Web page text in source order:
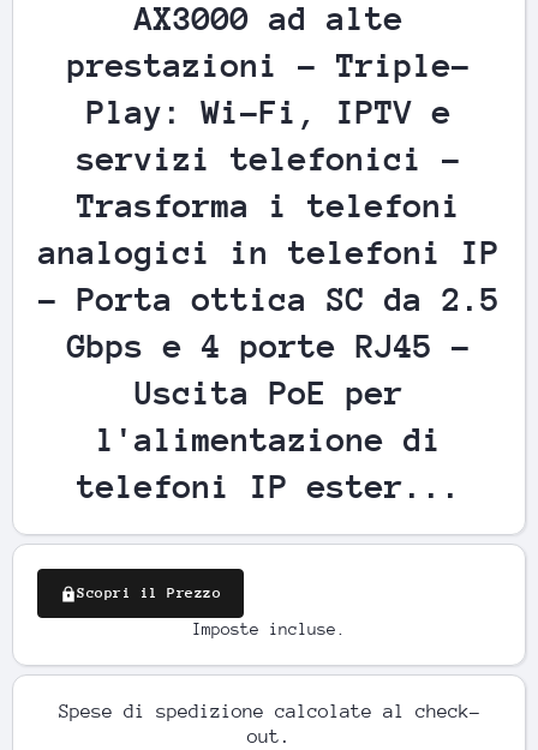
AX3000 ad alte
prestazioni - Triple-
Play: Wi-Fi, IPTV e
servizi telefonici -
Trasforma i telefoni
analogici in telefoni IP
- Porta ottica SC da 2.5
Gbps e 4 porte RJ45 -
Uscita PoE per
l'alimentazione di
telefoni IP ester...
Scopri il Prezzo
Imposte incluse.
Spese di spedizione calcolate al check-
out.